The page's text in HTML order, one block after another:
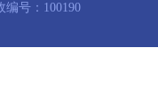
号：100190